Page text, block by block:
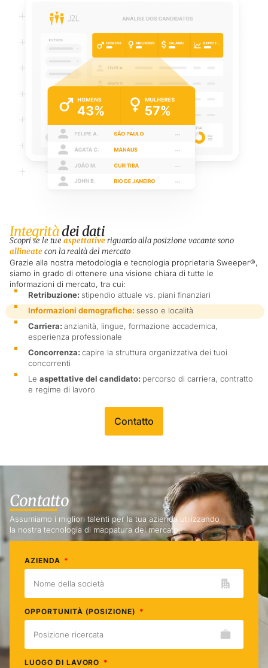
Integritàdei dati
Scopri se le tue aspettativeriguardo alla posizione vacante sono
allineatecon la realtà del mercato
Grazie alla nostra metodologia e tecnologia proprietaria Sweeper®,
siamo in grado di ottenere una visione chiara di tutte le
informazioni di mercato, tra cui:
Retribuzione: stipendio attuale vs. piani finanziari
Informazioni demografiche: sesso e località
Carriera:anzianità, lingue, formazione accademica,
esperienza professionale
Concorrenza:capire la struttura organizzativa dei tuoi
concorrenti
Leaspettative del candidato: percorso di carriera, contratto
e regime di lavoro
Contatto
Contatto
Assumiamo i migliori talenti per la tua azienda utilizzando
la nostra tecnologia di mappatura del mercato.
AZIENDA
OPPORTUNITÀ (POSIZIONE)
LUOGO DI LAVORO